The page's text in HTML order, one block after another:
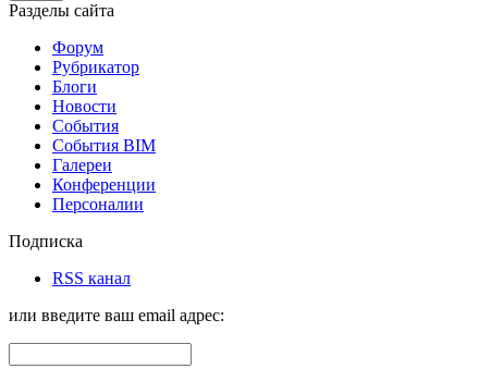
Разделы сайта
Форум
Рубрикатор
Блоги
Новости
События
События BIM
Галереи
Конференции
Персоналии
Подписка
RSS канал
или введите ваш email адрес: